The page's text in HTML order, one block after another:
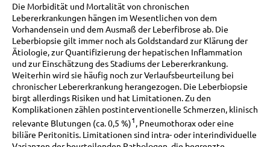
Die Morbidität und Mortalität von chronischen
Lebererkrankungen hängen im Wesentlichen von dem
Vorhandensein und dem Ausmaß der Leberfibrose ab. Die
Leberbiopsie gilt immer noch als Goldstandard zur Klärung der
Ätiologie, zur Quantifizierung der hepatischen Inflammation
und zur Einschätzung des Stadiums der Lebererkrankung.
Weiterhin wird sie häufig noch zur Verlaufsbeurteilung bei
chronischer Lebererkrankung herangezogen. Die Leberbiopsie
birgt allerdings Risiken und hat Limitationen. Zu den
Komplikationen zählen postinterventionelle Schmerzen, klinisch
relevante Blutungen (ca. 0,5 %)1, Pneumothorax oder eine
biliäre Peritonitis. Limitationen sind intra- oder interindividuelle